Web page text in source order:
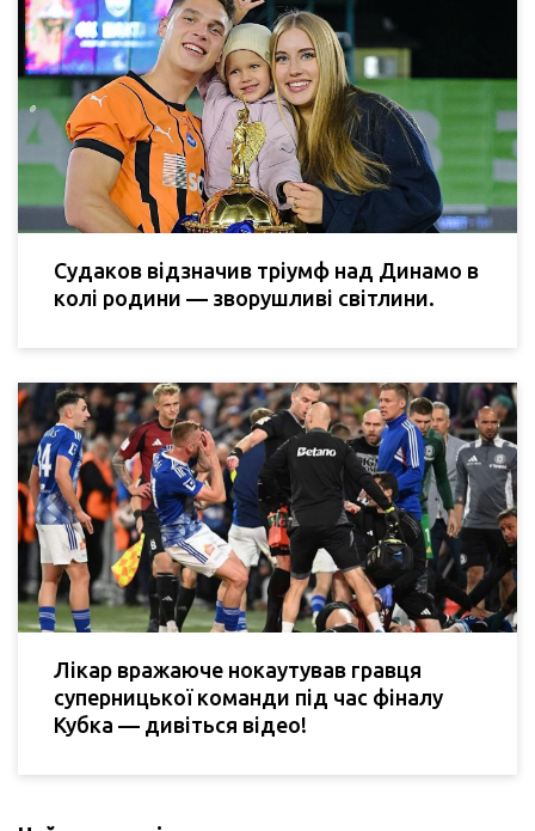
Судаков відзначив тріумф над Динамо в
колі родини — зворушливі світлини.
Лікар вражаюче нокаутував гравця
суперницької команди під час фіналу
Кубка — дивіться відео!